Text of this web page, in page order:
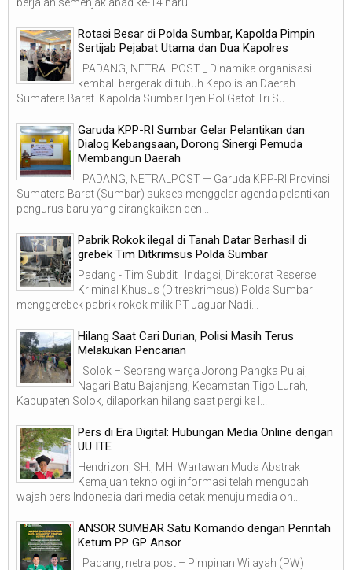
Rotasi Besar di Polda Sumbar, Kapolda Pimpin
Sertijab Pejabat Utama dan Dua Kapolres
PADANG, NETRALPOST _ Dinamika organisasi
kembali bergerak di tubuh Kepolisian Daerah
Sumatera Barat. Kapolda Sumbar Irjen Pol Gatot Tri Su...
Garuda KPP-RI Sumbar Gelar Pelantikan dan
Dialog Kebangsaan, Dorong Sinergi Pemuda
Membangun Daerah
PADANG, NETRALPOST — Garuda KPP-RI Provinsi
Sumatera Barat (Sumbar) sukses menggelar agenda pelantikan
pengurus baru yang dirangkaikan den...
Pabrik Rokok ilegal di Tanah Datar Berhasil di
grebek Tim Ditkrimsus Polda Sumbar
Padang - Tim Subdit I Indagsi, Direktorat Reserse
Kriminal Khusus (Ditreskrimsus) Polda Sumbar
menggerebek pabrik rokok milik PT Jaguar Nadi...
Hilang Saat Cari Durian, Polisi Masih Terus
Melakukan Pencarian
Solok – Seorang warga Jorong Pangka Pulai,
Nagari Batu Bajanjang, Kecamatan Tigo Lurah,
Kabupaten Solok, dilaporkan hilang saat pergi ke l...
Pers di Era Digital: Hubungan Media Online dengan
UU ITE
Hendrizon, SH., MH. Wartawan Muda Abstrak
Kemajuan teknologi informasi telah mengubah
wajah pers Indonesia dari media cetak menuju media on...
ANSOR SUMBAR Satu Komando dengan Perintah
Ketum PP GP Ansor
Padang, netralpost – Pimpinan Wilayah (PW)